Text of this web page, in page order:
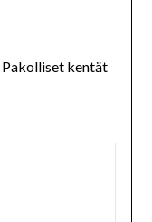
Pakolliset kentät